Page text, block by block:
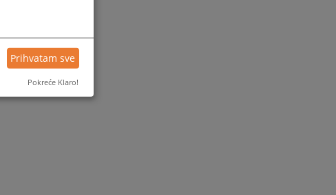
Prihvatam sve
Pokreće Klaro!